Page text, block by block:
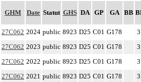
GHM Date Statut GHS DA GP GA BB
27C062 2024 public 8923 D25 C01 G178
27C062 2023 public 8923 D25 C01 G178
27C062 2022 public 8923 D25 C01 G178
27C062 2021 public 8923 D25 C01 G178